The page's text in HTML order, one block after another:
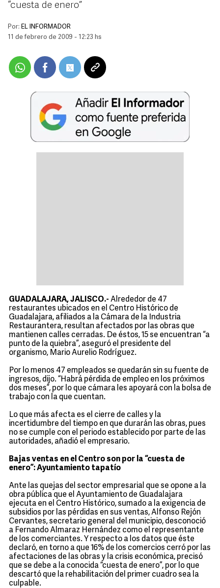
“cuesta de enero”
Por: EL INFORMADOR
11 de febrero de 2009 - 12:23 hs
GUADALAJARA, JALISCO.- Alrededor de 47
restaurantes ubicados en el Centro Histórico de
Guadalajara, afiliados a la Cámara de la Industria
Restaurantera, resultan afectados por las obras que
mantienen calles cerradas. De éstos, 15 se encuentran “a
punto de la quiebra”, aseguró el presidente del
organismo, Mario Aurelio Rodríguez.
Por lo menos 47 empleados se quedarán sin su fuente de
ingresos, dijo. “Habrá pérdida de empleo en los próximos
dos meses”, por lo que cámara les apoyará con la bolsa de
trabajo con la que cuentan.
Lo que más afecta es el cierre de calles y la
incertidumbre del tiempo en que durarán las obras, pues
no se cumple con el periodo establecido por parte de las
autoridades, añadió el empresario.
Bajas ventas en el Centro son por la “cuesta de
enero”: Ayuntamiento tapatío
Ante las quejas del sector empresarial que se opone a la
obra pública que el Ayuntamiento de Guadalajara
ejecuta en el Centro Histórico, sumado a la exigencia de
subsidios por las pérdidas en sus ventas, Alfonso Rejón
Cervantes, secretario general del municipio, desconoció
a Fernando Almaraz Hernández como el representante
de los comerciantes. Y respecto a los datos que éste
declaró, en torno a que 16% de los comercios cerró por las
afectaciones de las obras y la crisis económica, precisó
que se debe a la conocida “cuesta de enero”, por lo que
descartó que la rehabilitación del primer cuadro sea la
culpable.